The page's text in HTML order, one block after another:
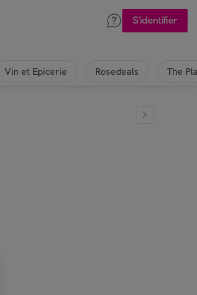
S'identifier
Vin et Epicerie Rosedeals The